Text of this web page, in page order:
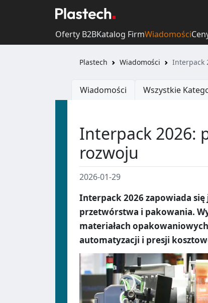
Oferty B2BKatalog FirmWiadomości
Plastech Wiadomości Interpack
Wiadomości Wszystkie
Interpack 2026:
rozwoju
2026-01-29
Interpack 2026 zapowiada
przetwórstwa i pakowania.
materiałach
automatyzacji i presji